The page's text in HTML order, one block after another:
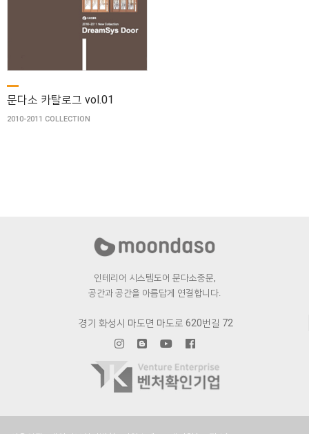
문다소 카탈로그 vol.01
2010-2011 COLLECTION
인테리어 시스템도어 문다소중문,
공간과 공간을 아름답게 연결합니다.
경기 화성시 마도면 마도로 620번길 72